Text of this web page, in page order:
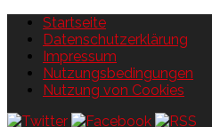
Startseite
Datenschutzerklärung
Impressum
Nutzungsbedingungen
Nutzung von Cookies